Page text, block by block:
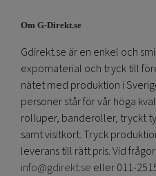
Om G-Direkt.se
Gdirekt.se är en enkel och
expomaterial och tryck till
nätet med produktion i
personer står för vår höga
rolluper, banderoller, tryckt
samt visitkort. Tryck
leverans till rätt pris. Vid
info@gdirekt.se eller 011-